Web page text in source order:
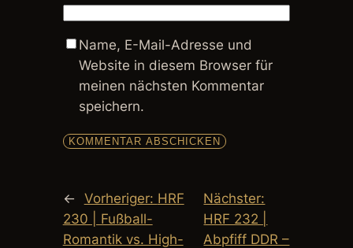
Name, E-Mail-Adresse und
Website in diesem Browser für
meinen nächsten Kommentar
speichern.
← Vorheriger: HRF
230 | Fußball-
Romantik vs. High-
Nächster:
HRF 232 |
Abpfiff DDR –